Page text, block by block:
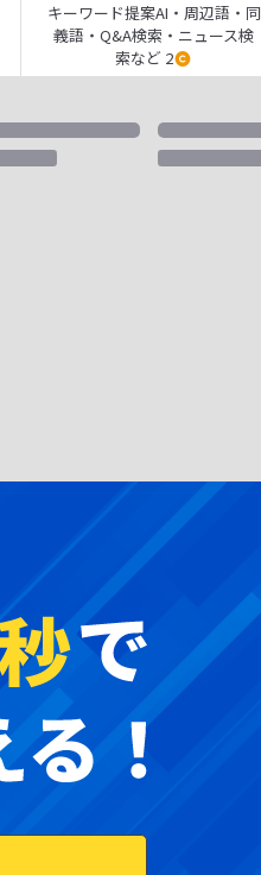
キーワード提案AI・周辺語・同
義語・Q&A検索・ニュース検
索など 2